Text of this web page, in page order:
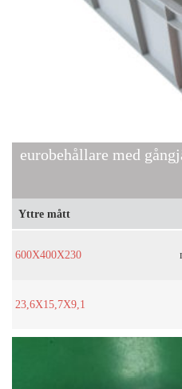
eurobehållare med
Yttre mått
600X400X230
23,6X15,7X9,1